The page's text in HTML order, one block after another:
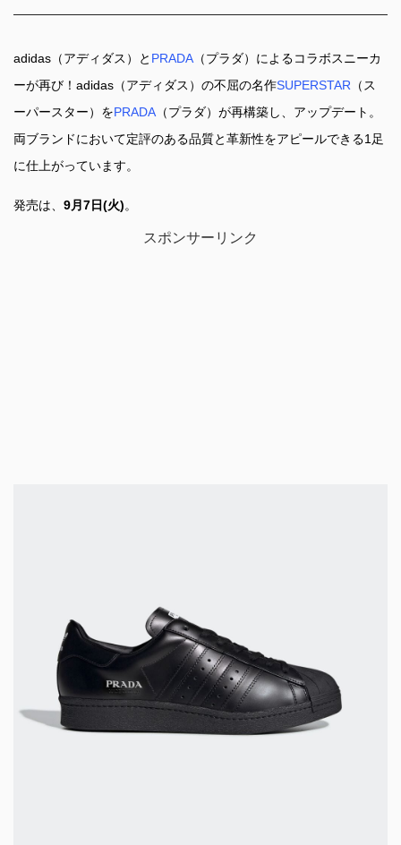
adidas（アディダス）と PRADA （プラダ）によるコラボスニーカ
ーが再び！adidas（アディダス）の不屈の名作SUPERSTAR （ス
ーパースター）をPRADA （プラダ）が再構築し、アップデート。
両ブランドにおいて定評のある品質と革新性をアピールできる1足
に仕上がっています。
発売は、 9月7日(火)。
スポンサーリンク